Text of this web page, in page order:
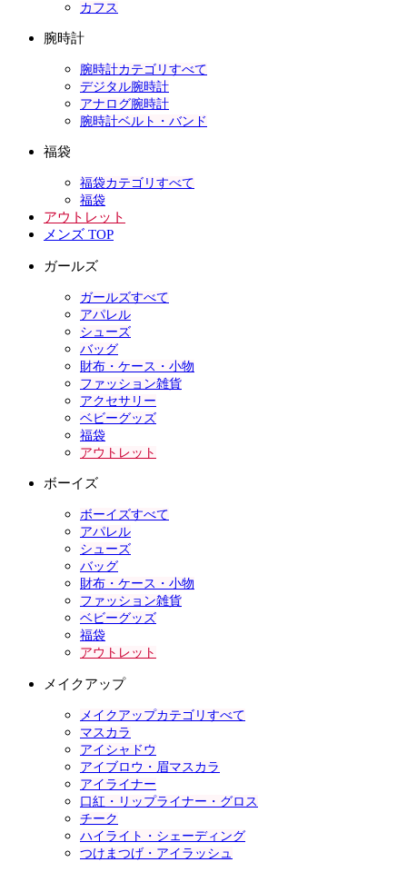
カフス
腕時計
腕時計カテゴリすべて
デジタル腕時計
アナログ腕時計
腕時計ベルト・バンド
福袋
福袋カテゴリすべて
福袋
アウトレット
メンズ TOP
ガールズ
ガールズすべて
アパレル
シューズ
バッグ
財布・ケース・小物
ファッション雑貨
アクセサリー
ベビーグッズ
福袋
アウトレット
ボーイズ
ボーイズすべて
アパレル
シューズ
バッグ
財布・ケース・小物
ファッション雑貨
ベビーグッズ
福袋
アウトレット
メイクアップ
メイクアップカテゴリすべて
マスカラ
アイシャドウ
アイブロウ・眉マスカラ
アイライナー
口紅・リップライナー・グロス
チーク
ハイライト・シェーディング
つけまつげ・アイラッシュ